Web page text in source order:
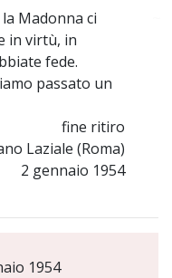
Madonna ci
in virtù, in
fede.
passato un
fine ritiro
Laziale (Roma)
2 gennaio 1954
1954